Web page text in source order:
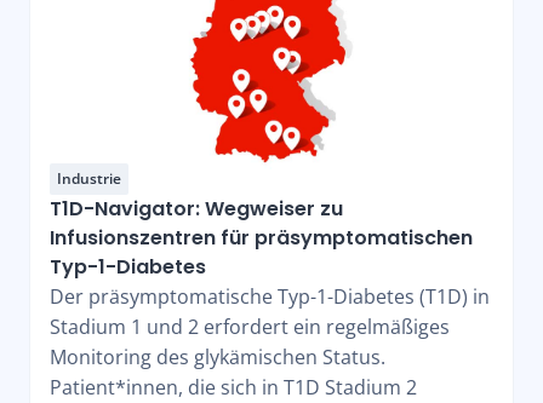
Industrie
T1D-Navigator: Wegweiser zu
Infusionszentren für präsymptomatischen
Typ-1-Diabetes
Der präsymptomatische Typ-1-Diabetes (T1D) in
Stadium 1 und 2 erfordert ein regelmäßiges
Monitoring des glykämischen Status.
Patient*innen, die sich in T1D Stadium 2